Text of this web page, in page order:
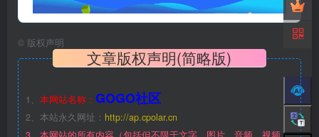
© 版权声明
文章版权声明(简略版)
1、 本网站名称： GOGO社区
2、本站永久网址： http://ap.cpolar.cn